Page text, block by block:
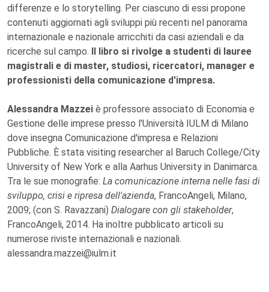
differenze e lo storytelling. Per ciascuno di essi propone
contenuti aggiornati agli sviluppi più recenti nel panorama
internazionale e nazionale arricchiti da casi aziendali e da
ricerche sul campo. Il libro si rivolge a studenti di lauree
magistrali e di master, studiosi, ricercatori, manager e
professionisti della comunicazione d'impresa.
Alessandra Mazzei è professore associato di Economia e
Gestione delle imprese presso l'Università IULM di Milano
dove insegna Comunicazione d'impresa e Relazioni
Pubbliche. È stata visiting researcher al Baruch College/City
University of New York e alla Aarhus University in Danimarca.
Tra le sue monografie: La comunicazione interna nelle fasi di
sviluppo, crisi e ripresa dell'azienda, FrancoAngeli, Milano,
2009; (con S. Ravazzani) Dialogare con gli stakeholder,
FrancoAngeli, 2014. Ha inoltre pubblicato articoli su
numerose riviste internazionali e nazionali.
alessandra.mazzei@iulm.it